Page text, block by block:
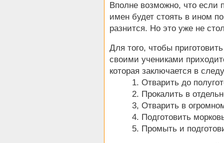
Вполне возможно, что если
имен будет стоять в ином
разнится. Но это уже не
Для того, чтобы
своими учениками
которая заключается в
1. Отварить до
2. Прокалить в
3, Отварить в огромном
4. Подготовить морковь
5. Промыть и